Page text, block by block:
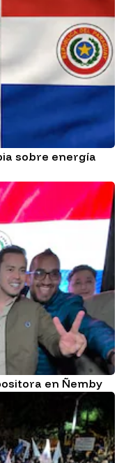
sobre energía
en Ñemby